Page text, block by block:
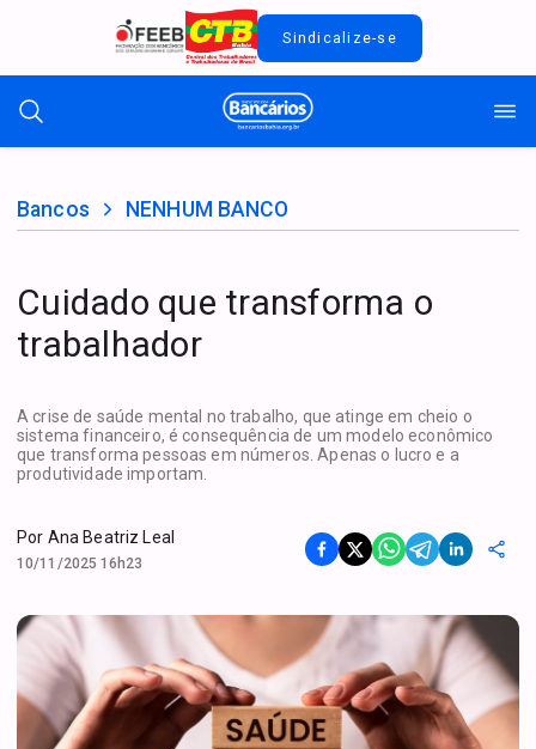
Sindicalize-se
Bancos NENHUM BANCO
Cuidado que transforma o
trabalhador
A crise de saúde mental no trabalho, que atinge em cheio o
sistema financeiro, é consequência de um modelo econômico
que transforma pessoas em números. Apenas o lucro e a
produtividade importam.
Por Ana Beatriz Leal
10/11/2025 16h23